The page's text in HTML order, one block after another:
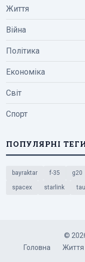
Життя
Війна
Політика
Економіка
Світ
Спорт
ПОПУЛЯРНІ
bayraktar f-35 g20
spacex starlink
©
Головна
Життя